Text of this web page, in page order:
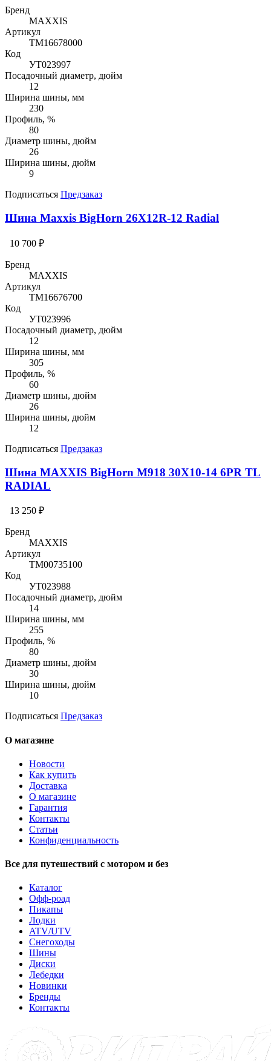
Бренд
MAXXIS
Артикул
TM16678000
Код
УТ023997
Посадочный диаметр, дюйм
12
Ширина шины, мм
230
Профиль, %
80
Диаметр шины, дюйм
26
Ширина шины, дюйм
9
Подписаться Предзаказ
Шина Maxxis BigHorn 26X12R-12 Radial
10 700 ₽
Бренд
MAXXIS
Артикул
TM16676700
Код
УТ023996
Посадочный диаметр, дюйм
12
Ширина шины, мм
305
Профиль, %
60
Диаметр шины, дюйм
26
Ширина шины, дюйм
12
Подписаться Предзаказ
Шина MAXXIS BigHorn M918 30X10-14 6PR TL
RADIAL
13 250 ₽
Бренд
MAXXIS
Артикул
TM00735100
Код
УТ023988
Посадочный диаметр, дюйм
14
Ширина шины, мм
255
Профиль, %
80
Диаметр шины, дюйм
30
Ширина шины, дюйм
10
Подписаться Предзаказ
О магазине
Новости
Как купить
Доставка
О магазине
Гарантия
Контакты
Статьи
Конфиденциальность
Все для путешествий с мотором и без
Каталог
Офф-роад
Пикапы
Лодки
ATV/UTV
Снегоходы
Шины
Диски
Лебедки
Новинки
Бренды
Контакты